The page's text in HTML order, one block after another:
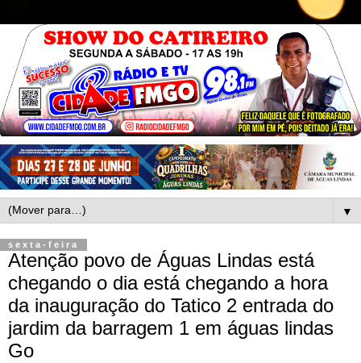
▼
sexta-feira
Atenção povo de Águas Lindas está
chegando o dia está chegando a hora
da inauguração do Tatico 2 entrada do
jardim da barragem 1 em águas lindas
Go